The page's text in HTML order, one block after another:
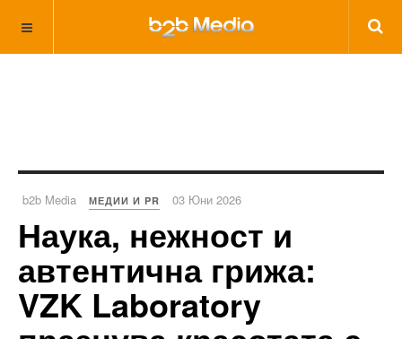
b2b Media МЕДИИ И PR 03 Юни 2026
Наука, нежност и
автентична грижа:
VZK Laboratory